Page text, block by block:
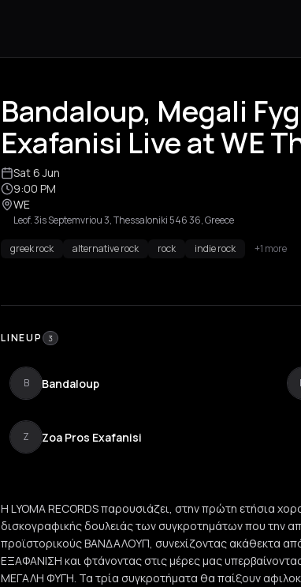
Bandaloup, Megali
Exafanisi Live at WE
Sat 6 Jun
9:00 PM
WE
Leof. 3is Septemvriou 3, Thessaloniki 546 36, Greece
greek rock alternative rock rock indie rock +1 more
LINEUP 3
B Bandaloup
Z Zoa Pros Exafanisi
Η LYOMA RECORDS παρουσιάζει, στην πρώτη ετήσια
δισκογραφικής δουλειάς των συγκροτημάτων που την
προϊστορικούς ΒΑΝΔΑΛΟΥΠ, συνεχίζοντας ακάθεκτα
ΕΞΑΦΑΝΙΣΗ και φτάνοντας στις μέρες μας
ΜΕΓΑΛΗ ΦΥΓΗ. Τα τρία συγκροτήματα θα παίξουν